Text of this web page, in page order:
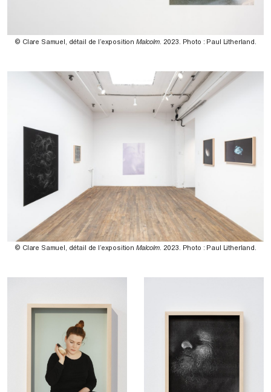
© Clare Samuel, détail de l’exposition Malcolm. 2023. Photo : Paul Litherland.
© Clare Samuel, détail de l’exposition Malcolm. 2023. Photo : Paul Litherland.